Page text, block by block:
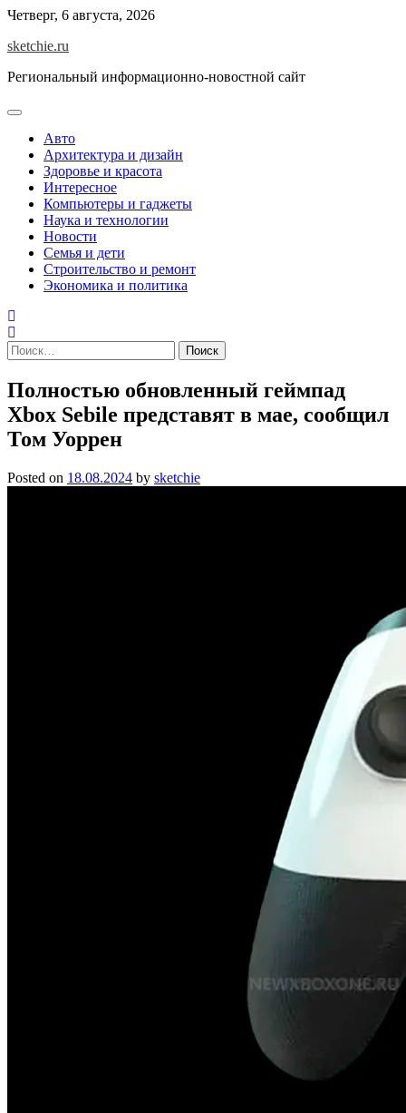
Skip
content
Четверг, 6 августа, 2026
sketchie.ru
Региональный информационно-новостной сайт
Авто
Архитектура и дизайн
Здоровье и красота
Интересное
Компьютеры и гаджеты
Наука и технологии
Новости
Семья и дети
Строительство и ремонт
Экономика и политика
Найти:
Полностью обновленный геймпад
Xbox Sebile представят в мае, сообщил
Том Уоррен
Posted on 18.08.2024 by sketchie